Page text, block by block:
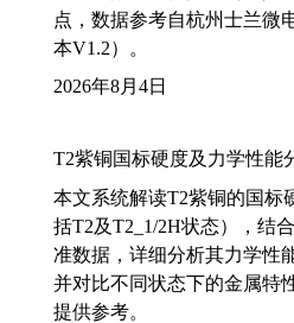
点，数据参考自杭州士兰微
本V1.2）。
2026年8月4日
T2紫铜国标硬度及力学性能
本文系统解读T2紫铜的国标
括T2及T2_1/2H状态），结
准数据，详细分析其力学性
并对比不同状态下的金属特
提供参考。